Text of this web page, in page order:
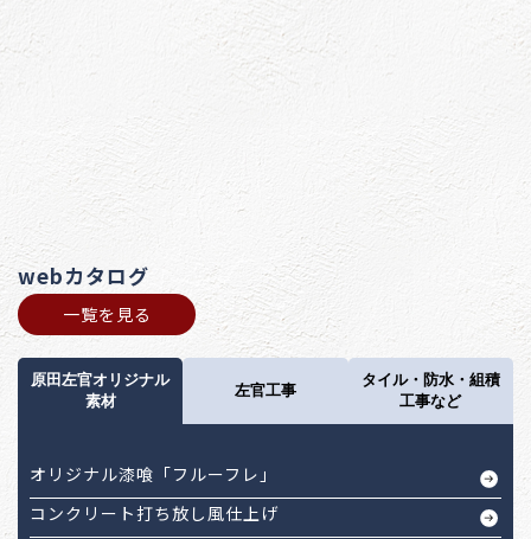
webカタログ
一覧を見る
原田左官オリジナル
素材
左官工事
タイル・防水・組積
工事など
オリジナル漆喰「フルーフレ」
コンクリート打ち放し風仕上げ